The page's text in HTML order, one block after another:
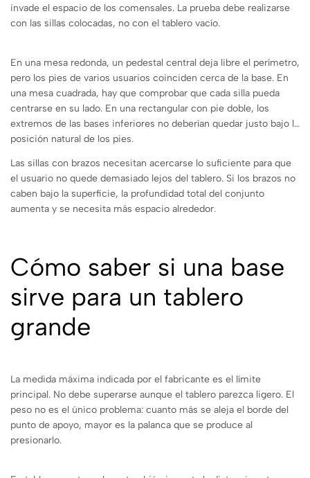
invade el espacio de los comensales. La prueba debe realizarse
con las sillas colocadas, no con el tablero vacío.
En una mesa redonda, un pedestal central deja libre el perímetro,
pero los pies de varios usuarios coinciden cerca de la base. En
una mesa cuadrada, hay que comprobar que cada silla pueda
centrarse en su lado. En una rectangular con pie doble, los
extremos de las bases inferiores no deberían quedar justo bajo la
posición natural de los pies.
Las sillas con brazos necesitan acercarse lo suficiente para que
el usuario no quede demasiado lejos del tablero. Si los brazos no
caben bajo la superficie, la profundidad total del conjunto
aumenta y se necesita más espacio alrededor.
Cómo saber si una base
sirve para un tablero
grande
La medida máxima indicada por el fabricante es el límite
principal. No debe superarse aunque el tablero parezca ligero. El
peso no es el único problema: cuanto más se aleja el borde del
punto de apoyo, mayor es la palanca que se produce al
presionarlo.